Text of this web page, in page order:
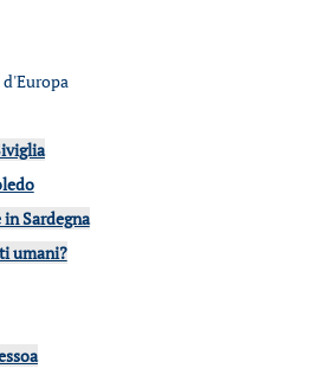
in Sardegna
umani?